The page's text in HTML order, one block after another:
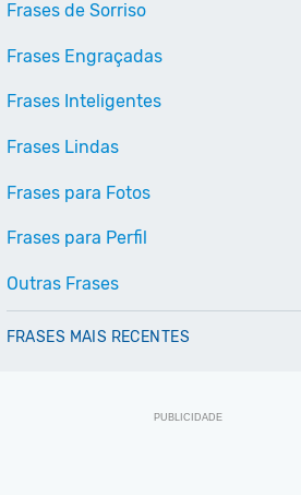
Frases de Sorriso
Frases Engraçadas
Frases Inteligentes
Frases Lindas
Frases para Fotos
Frases para Perfil
Outras Frases
FRASES MAIS RECENTES